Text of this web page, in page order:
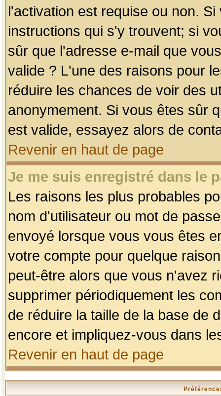
l'activation est requise ou non.
instructions qui s'y trouvent; si
sûr que l'adresse e-mail que
valide ? L'une des raisons pour
réduire les chances de voir des
anonymement. Si vous êtes sûr
est valide, essayez alors de
Revenir en haut de page
Je me suis enregistré dans le
Les raisons les plus probables
nom d'utilisateur ou mot de
envoyé lorsque vous vous êtes
votre compte pour quelque
peut-être alors que vous n'avez
supprimer périodiquement les
de réduire la taille de la base de
encore et impliquez-vous dans
Revenir en haut de page